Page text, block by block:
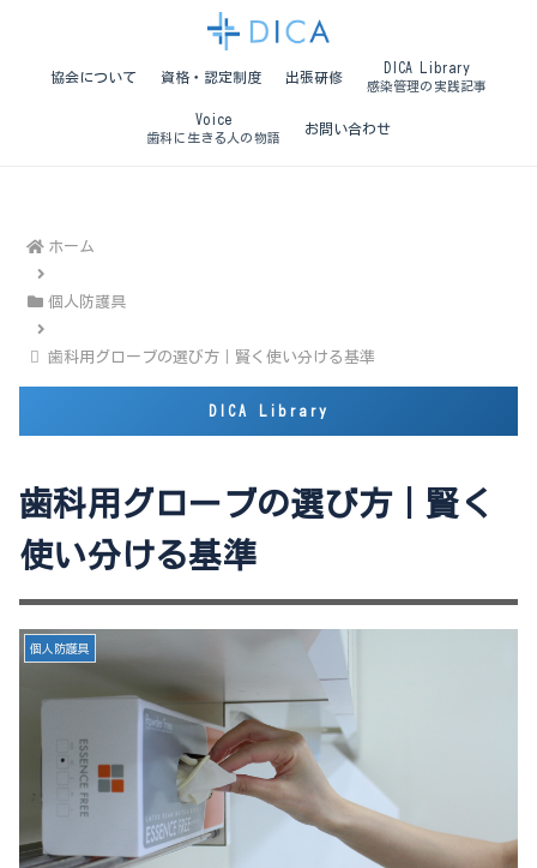
協会について 資格・認定制度 出張研修
DICA Library
感染管理の実践記事
Voice
歯科に生きる人の物語
お問い合わせ
ホーム
個人防護具
歯科用グローブの選び方｜賢く使い分ける基準
歯科用グローブの選び方｜賢く
使い分ける基準
個人防護具